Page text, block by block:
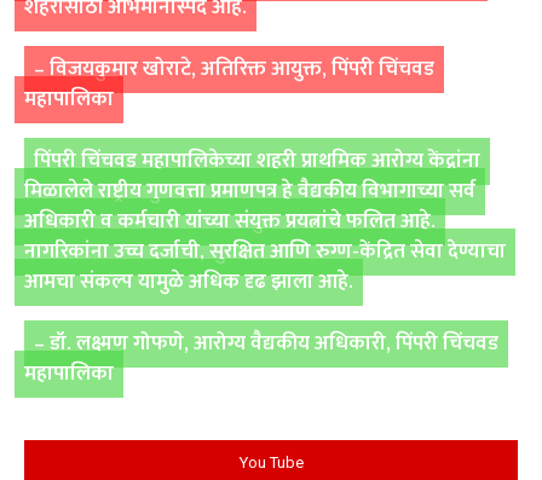
शहरासाठी अभिमानास्पद आहे.
– विजयकुमार खोराटे, अतिरिक्त आयुक्त, पिंपरी चिंचवड
महापालिका
पिंपरी चिंचवड महापालिकेच्या शहरी प्राथमिक आरोग्य केंद्रांना
मिळालेले राष्ट्रीय गुणवत्ता प्रमाणपत्र हे वैद्यकीय विभागाच्या सर्व
अधिकारी व कर्मचारी यांच्या संयुक्त प्रयत्नांचे फलित आहे.
नागरिकांना उच्च दर्जाची, सुरक्षित आणि रुग्ण-केंद्रित सेवा देण्याचा
आमचा संकल्प यामुळे अधिक दृढ झाला आहे.
– डॉ. लक्ष्मण गोफणे, आरोग्य वैद्यकीय अधिकारी, पिंपरी चिंचवड
महापालिका
You Tube